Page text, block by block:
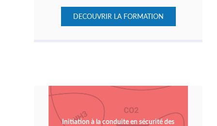
DECOUVRIR LA FORMATION
Initiation à la conduite en sécurité des